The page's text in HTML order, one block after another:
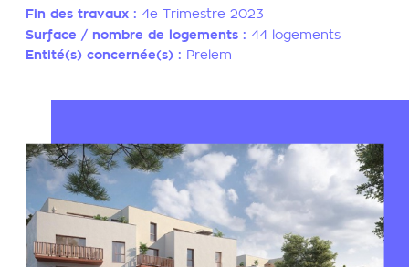
Fin des travaux : 4e Trimestre 2023
Surface / nombre de logements : 44 logements
Entité(s) concernée(s) : Prelem